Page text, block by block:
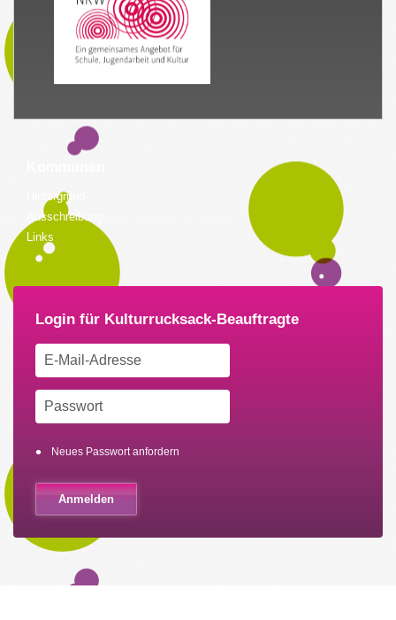
Hintergrund
Ausschreibung
Links
Neues Passwort anfordern